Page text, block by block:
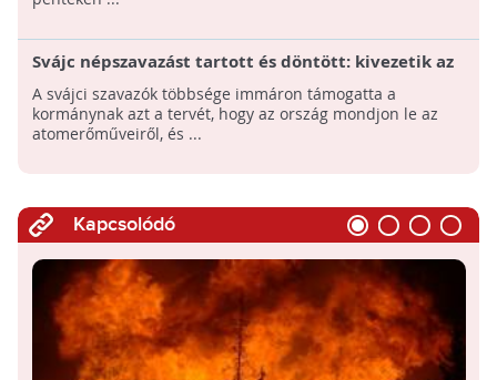
Svájc népszavazást tartott és döntött: kivezetik az
atomenergiát
A svájci szavazók többsége immáron támogatta a
kormánynak azt a tervét, hogy az ország mondjon le az
atomerőműveiről, és ...
Kapcsolódó